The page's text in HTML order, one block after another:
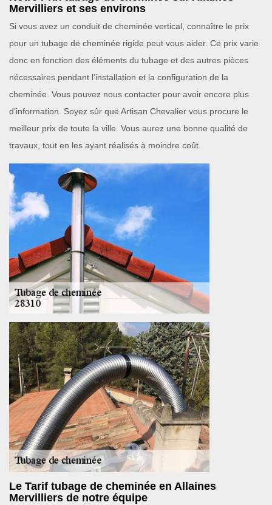
Mervilliers et ses environs
Si vous avez un conduit de cheminée vertical, connaître le prix
pour un tubage de cheminée rigide peut vous aider. Ce prix varie
donc en fonction des éléments du tubage et des autres pièces
nécessaires pendant l’installation et la configuration de la
cheminée. Vous pouvez nous contacter pour avoir encore plus
d’information. Soyez sûr que Artisan Chevalier vous procure le
meilleur prix de toute la ville. Vous aurez une bonne qualité de
travaux, tout en les ayant réalisés à moindre coût.
Le Tarif tubage de cheminée en Allaines
Mervilliers de notre équipe